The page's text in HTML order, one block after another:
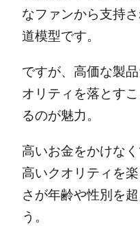
なファンから支持
道模型です。
ですが、高価な製
オリティを落とす
るのが魅力。
高いお金をかけな
高いクオリティを
さが年齢や性別を
う。